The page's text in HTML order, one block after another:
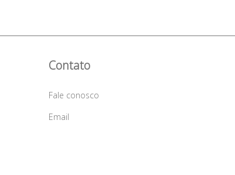
Contato
Fale conosco
Email